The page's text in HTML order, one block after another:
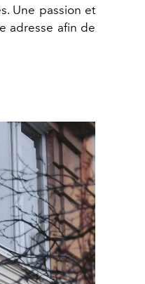
Une passion et
adresse afin de